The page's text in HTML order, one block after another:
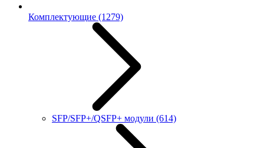
Комплектующие (1279)
SFP/SFP+/QSFP+ модули (614)